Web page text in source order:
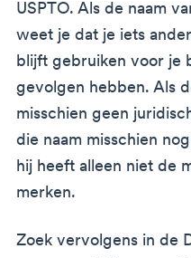
USPTO. Als de naam
weet je dat je iets
blijft gebruiken voor je
gevolgen hebben. Als
misschien geen
die naam misschien
hij heeft alleen niet de
merken.
Zoek vervolgens in de